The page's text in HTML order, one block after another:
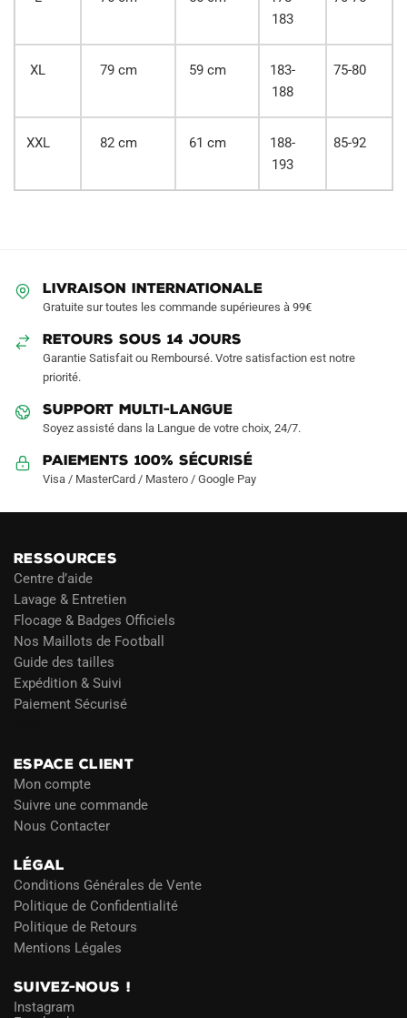
183
XL 79 cm 59 cm
183-
188
75-80
XXL 82 cm 61 cm
188-
193
85-92
LIVRAISON INTERNATIONALE
Gratuite sur toutes les commande supérieures à 99€
RETOURS SOUS 14 JOURS
Garantie Satisfait ou Remboursé. Votre satisfaction est notre
priorité.
SUPPORT MULTI-LANGUE
Soyez assisté dans la Langue de votre choix, 24/7.
Paiements 100% Sécurisé
Visa / MasterCard / Mastero / Google Pay
RESSOURCES
Centre d’aide
Lavage & Entretien
Flocage & Badges Officiels
Nos Maillots de Football
Guide des tailles
Expédition & Suivi
Paiement Sécurisé
ESPACE CLIENT
Mon compte
Suivre une commande
Nous Contacter
LÉGAL
Conditions Générales de Vente
Politique de Confidentialité
Politique de Retours
Mentions Légales
SUIVEZ-NOUS !
Instagram